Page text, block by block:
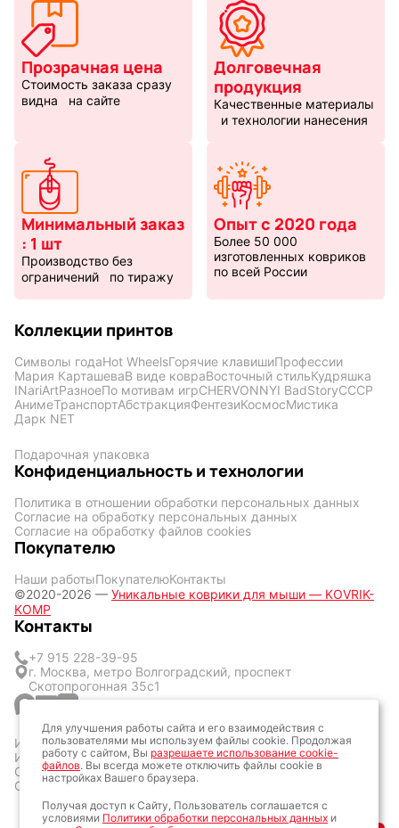
Прозрачная цена
Стоимость заказа сразу
видна на сайте
Долговечная
продукция
Качественные материалы
и технологии нанесения
Минимальный заказ
: 1 шт
Производство без
ограничений по тиражу
Опыт с 2020 года
Более 50 000
изготовленных ковриков
по всей России
Коллекции принтов
Символы годаHot WheelsГорячие клавишиПрофессии
Мария КарташеваВ виде ковраВосточный стильКудряшка
INariArtРазноеПо мотивам игрCHERVONNYI BadStoryСССР
АнимеТранспортАбстракцияФентезиКосмосМистика
Дарк NET
Подарочная упаковка
Конфиденциальность и технологии
Политика в отношении обработки персональных данных
Согласие на обработку персональных данных
Согласие на обработку файлов cookies
Покупателю
Наши работыПокупателюКонтакты
©2020-2026 — Уникальные коврики для мыши — KOVRIK-
KOMP
Контакты
+7 915 228-39-95
г. Москва, метро Волгоградский, проспект
Скотопрогонная 35с1
ИП Кличук Оксана Сергеевна
ИНН: 773428377057
ОГРН: 323774600160161
ОКТМО: 45387000
Для улучшения работы сайта и его взаимодействия с
пользователями мы используем файлы cookie. Продолжая
работу с сайтом, Вы разрешаете использование cookie-
файлов. Вы всегда можете отключить файлы cookie в
настройках Вашего браузера.
Получая доступ к Сайту, Пользователь соглашается с
условиями Политики обработки персональных данных и